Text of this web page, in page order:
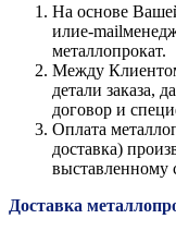
На основе
илиe-
металлопрокат.
Между
детали заказа,
договор и
Оплата
доставка)
Доставка